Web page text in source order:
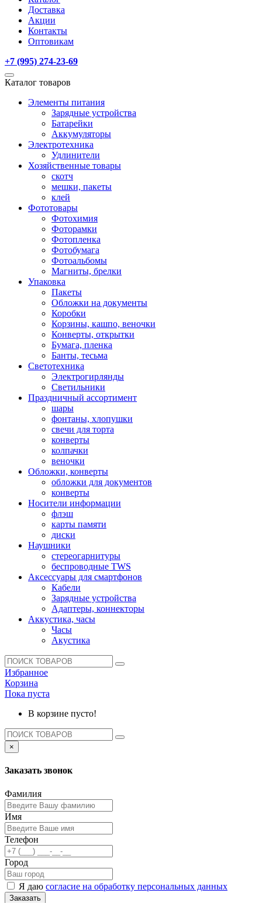
Доставка
Акции
Контакты
Оптовикам
+7 (995) 274-23-69
Каталог товаров
Элементы питания
Зарядные устройства
Батарейки
Аккумуляторы
Электротехника
Удлинители
Хозяйственные товары
скотч
мешки, пакеты
клей
Фототовары
Фотохимия
Фоторамки
Фотопленка
Фотобумага
Фотоальбомы
Магниты, брелки
Упаковка
Пакеты
Обложки на документы
Коробки
Корзины, кашпо, веночки
Конверты, открытки
Бумага, пленка
Банты, тесьма
Светотехника
Электрогирлянды
Светильники
Праздничный ассортимент
шары
фонтаны, хлопушки
свечи для торта
конверты
колпачки
веночки
Обложки, конверты
обложки для документов
конверты
Носители информации
флэш
карты памяти
диски
Наушники
стереогарнитуры
беспроводные TWS
Аксессуары для смартфонов
Кабели
Зарядные устройства
Адаптеры, коннекторы
Аккустика, часы
Часы
Акустика
Избранное
Корзина
Пока пуста
В корзине пусто!
×
Заказать звонок
Фамилия
Имя
Телефон
Город
Я даю согласие на обработку персональных данных
Заказать